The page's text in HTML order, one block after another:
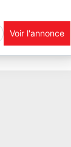
Voir l'annonce